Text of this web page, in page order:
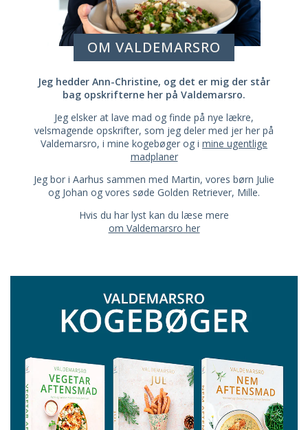
OM VALDEMARSRO
Jeg hedder Ann-Christine, og det er mig der står
bag opskrifterne her på Valdemarsro.
Jeg elsker at lave mad og finde på nye lækre,
velsmagende opskrifter, som jeg deler med jer her på
Valdemarsro, i mine kogebøger og i mine ugentlige
madplaner
Jeg bor i Aarhus sammen med Martin, vores børn Julie
og Johan og vores søde Golden Retriever, Mille.
Hvis du har lyst kan du læse mere
om Valdemarsro her